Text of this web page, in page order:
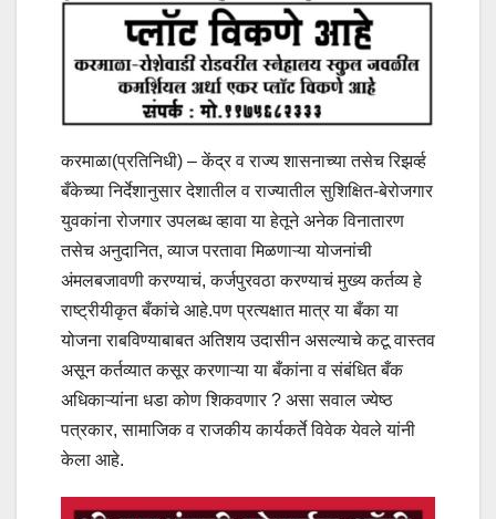
करमाळा(प्रतिनिधी) – केंद्र व राज्य शासनाच्या तसेच रिझर्व्ह
बँकेच्या निर्देशानुसार देशातील व राज्यातील सुशिक्षित-बेरोजगार
युवकांना रोजगार उपलब्ध व्हावा या हेतूने अनेक विनातारण
तसेच अनुदानित, व्याज परतावा मिळणाऱ्या योजनांची
अंमलबजावणी करण्याचं, कर्जपुरवठा करण्याचं मुख्य कर्तव्य हे
राष्ट्रीयीकृत बँकांचे आहे.पण प्रत्यक्षात मात्र या बँका या
योजना राबविण्याबाबत अतिशय उदासीन असल्याचे कटू वास्तव
असून कर्तव्यात कसूर करणाऱ्या या बँकांना व संबंधित बँक
अधिकाऱ्यांना धडा कोण शिकवणार ? असा सवाल ज्येष्ठ
पत्रकार, सामाजिक व राजकीय कार्यकर्ते विवेक येवले यांनी
केला आहे.